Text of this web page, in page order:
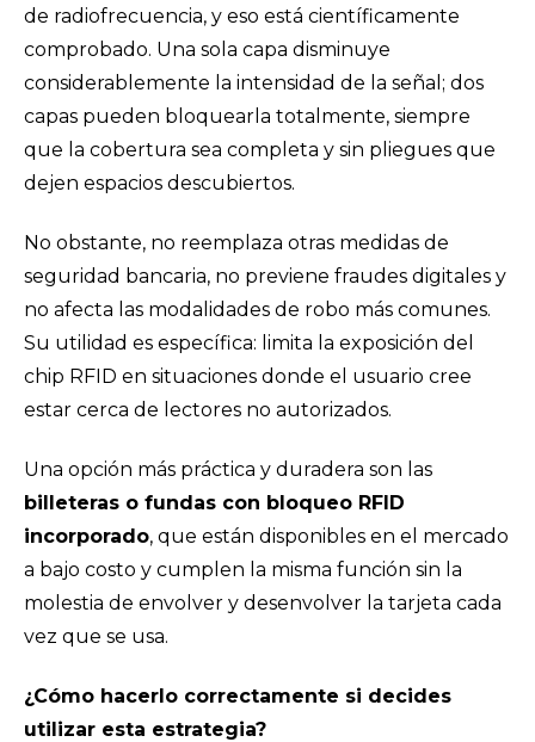
de radiofrecuencia, y eso está científicamente
comprobado. Una sola capa disminuye
considerablemente la intensidad de la señal; dos
capas pueden bloquearla totalmente, siempre
que la cobertura sea completa y sin pliegues que
dejen espacios descubiertos.
No obstante, no reemplaza otras medidas de
seguridad bancaria, no previene fraudes digitales y
no afecta las modalidades de robo más comunes.
Su utilidad es específica: limita la exposición del
chip RFID en situaciones donde el usuario cree
estar cerca de lectores no autorizados.
Una opción más práctica y duradera son las
billeteras o fundas con bloqueo RFID
incorporado, que están disponibles en el mercado
a bajo costo y cumplen la misma función sin la
molestia de envolver y desenvolver la tarjeta cada
vez que se usa.
¿Cómo hacerlo correctamente si decides
utilizar esta estrategia?